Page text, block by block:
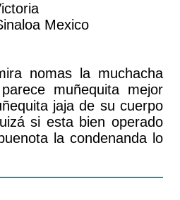
Mexico
nomas la muchacha
muñequita mejor
jaja de su cuerpo
si esta bien operado
la condenanda lo